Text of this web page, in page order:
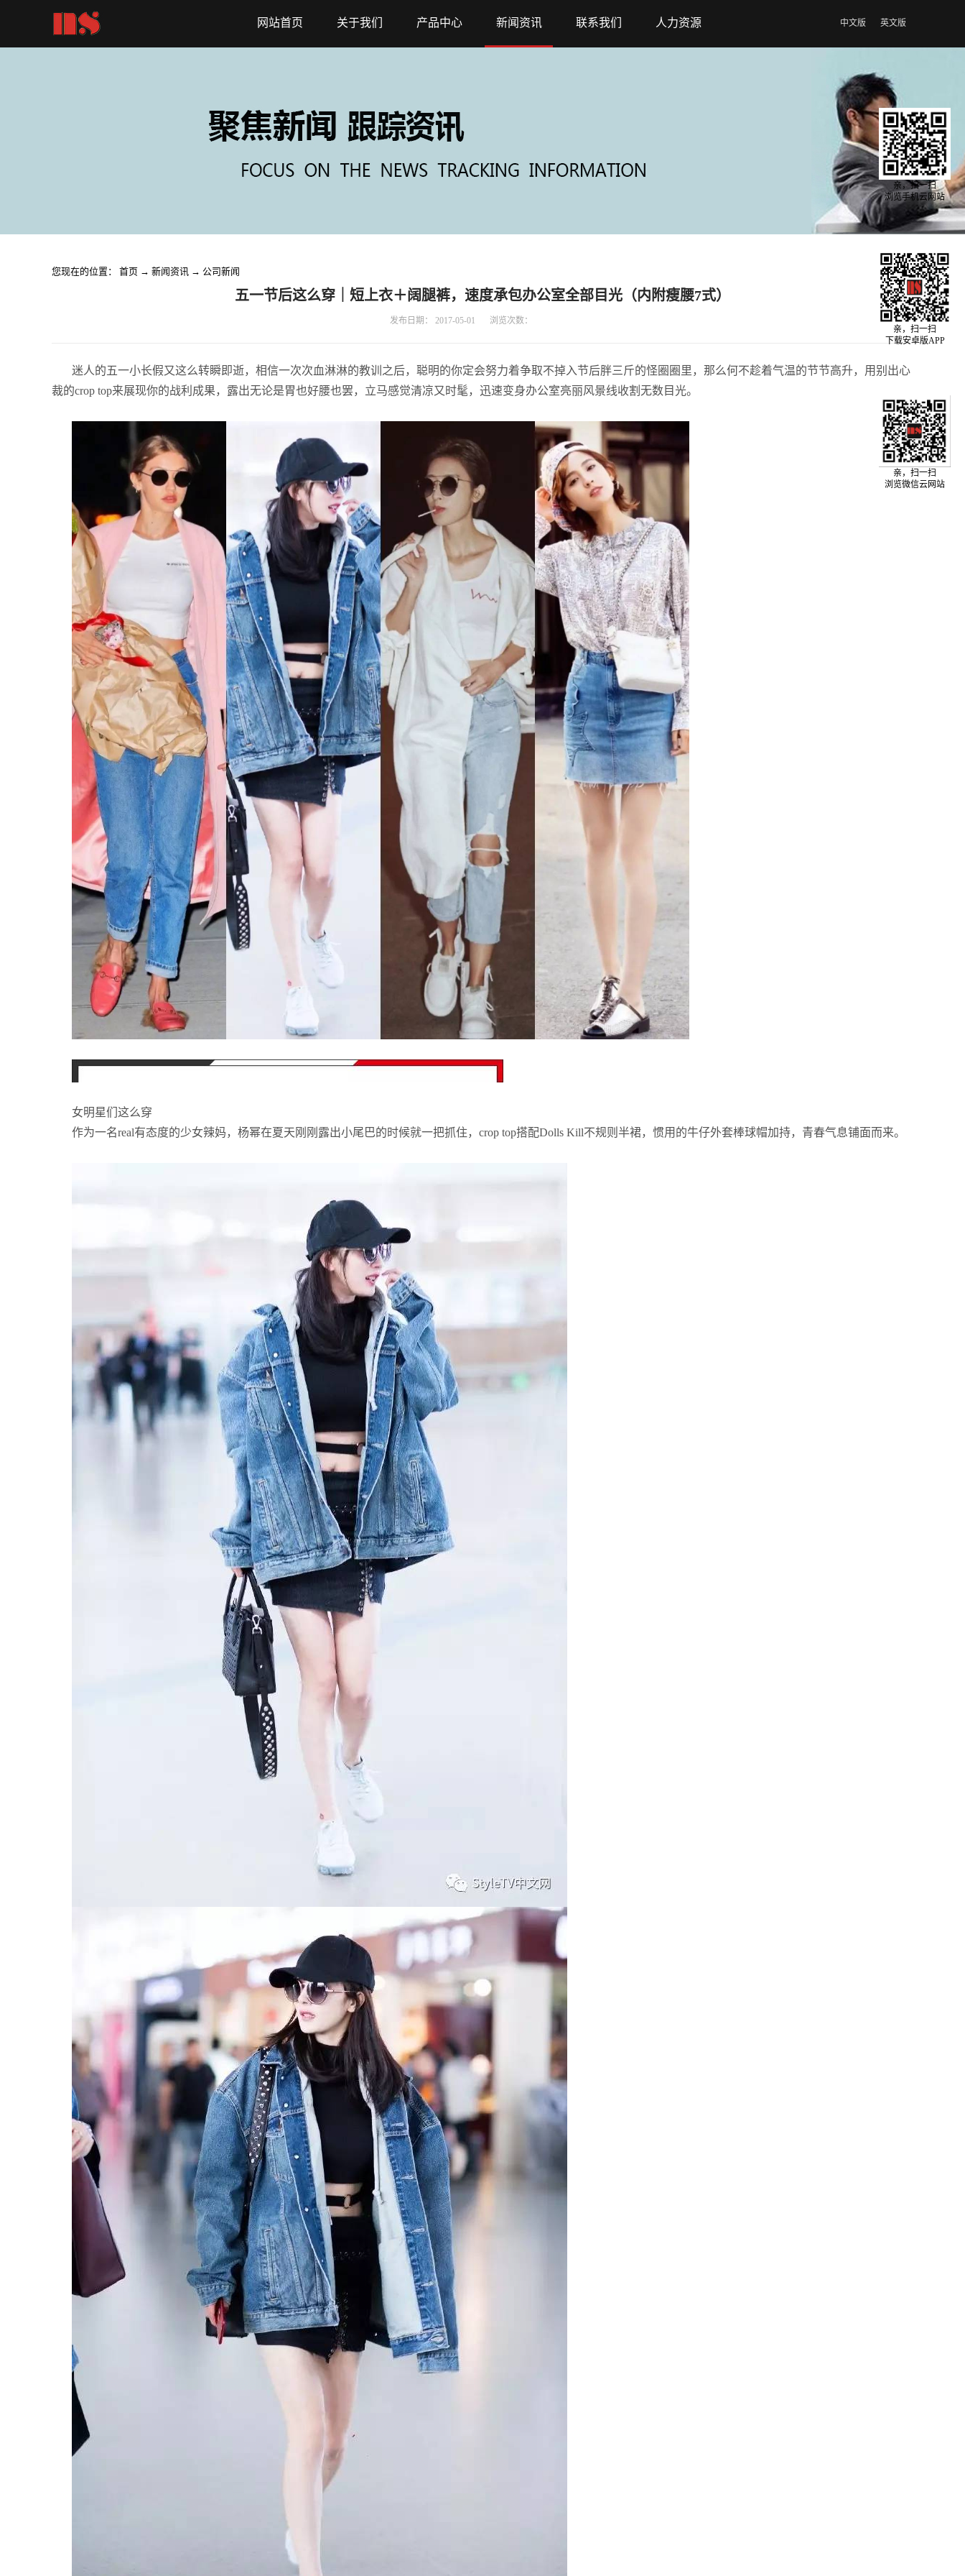
中文版 英文版
网站首页 关于我们 产品中心 新闻资讯 联系我们 人力资源
您现在的位置： 首页 → 新闻资讯 → 公司新闻
五一节后这么穿｜短上衣＋阔腿裤，速度承包办公室全部目光（内附瘦腰7式）
发布日期： 2017-05-01 浏览次数：
迷人的五一小长假又这么转瞬即逝，相信一次次血淋淋的教训之后，聪明的你定会努力着争取不掉入节后胖三斤的怪圈圈里，那么何不趁着气温的节节高升，用别出心
裁的crop top来展现你的战利成果，露出无论是胃也好腰也罢，立马感觉清凉又时髦，迅速变身办公室亮丽风景线收割无数目光。
女明星们这么穿
作为一名real有态度的少女辣妈，杨幂在夏天刚刚露出小尾巴的时候就一把抓住，crop top搭配Dolls Kill不规则半裙，惯用的牛仔外套棒球帽加持，青春气息铺面而来。
亲，扫一扫
浏览手机云网站
亲，扫一扫
浏览微信云网站
亲，扫一扫
下载安卓版APP